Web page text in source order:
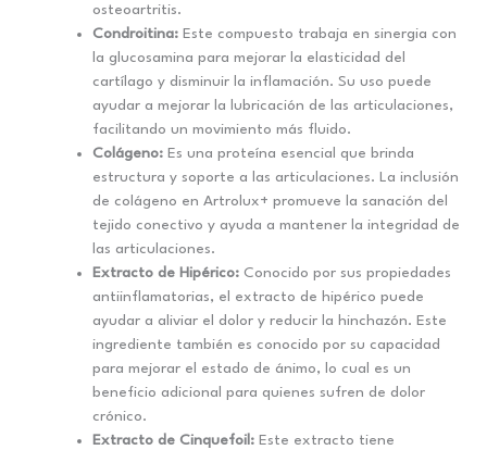
osteoartritis.
Condroitina: Este compuesto trabaja en sinergia con
la glucosamina para mejorar la elasticidad del
cartílago y disminuir la inflamación. Su uso puede
ayudar a mejorar la lubricación de las articulaciones,
facilitando un movimiento más fluido.
Colágeno: Es una proteína esencial que brinda
estructura y soporte a las articulaciones. La inclusión
de colágeno en Artrolux+ promueve la sanación del
tejido conectivo y ayuda a mantener la integridad de
las articulaciones.
Extracto de Hipérico: Conocido por sus propiedades
antiinflamatorias, el extracto de hipérico puede
ayudar a aliviar el dolor y reducir la hinchazón. Este
ingrediente también es conocido por su capacidad
para mejorar el estado de ánimo, lo cual es un
beneficio adicional para quienes sufren de dolor
crónico.
Extracto de Cinquefoil: Este extracto tiene